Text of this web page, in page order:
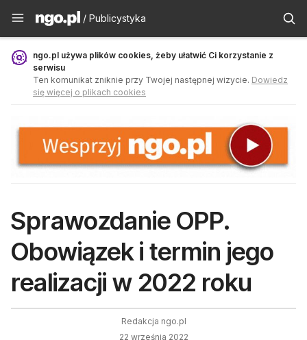
Publicystyka - ngo.pl
/ Publicystyka
ngo.pl używa plików cookies, żeby ułatwić Ci korzystanie z
serwisu
Ten komunikat zniknie przy Twojej następnej wizycie. Dowiedz
się więcej o plikach cookies
Sprawozdanie OPP.
Obowiązek i termin jego
realizacji w 2022 roku
Redakcja ngo.pl
22 września 2022